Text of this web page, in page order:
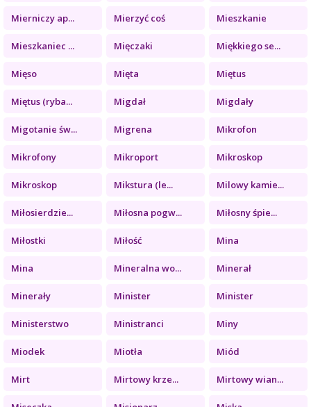
Mierniczy ap... Mierzyć coś Mieszkanie
Mieszkaniec ... Mięczaki Miękkiego se...
Mięso Mięta Miętus
Miętus (ryba... Migdał Migdały
Migotanie św... Migrena Mikrofon
Mikrofony Mikroport Mikroskop
Mikroskop Mikstura (le... Milowy kamie...
Miłosierdzie... Miłosna pogw... Miłosny śpie...
Miłostki Miłość Mina
Mina Mineralna wo... Minerał
Minerały Minister Minister
Ministerstwo Ministranci Miny
Miodek Miotła Miód
Mirt Mirtowy krze... Mirtowy wian...